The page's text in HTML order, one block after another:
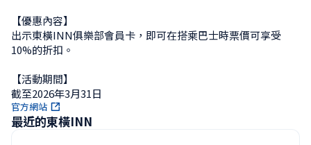
【優惠內容】
出示東橫INN俱樂部會員卡，即可在搭乘巴士時票價可享受
10%的折扣。
【活動期間】
截至2026年3月31日
官方網站
最近的東橫INN